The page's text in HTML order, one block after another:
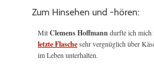
Zum Hinsehen und -hören:
MitClemens Hoffmanndurfte ich mich
letzte Flaschesehr vergnüglich über
im Leben unterhalten.